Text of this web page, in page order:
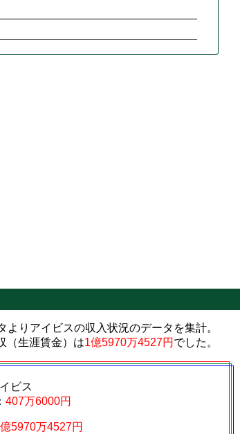
りアイビスの収入状況のデータを集計。
（生涯賃金）は1億5970万4527円 でした。
ビス
407万6000円
5970万4527円